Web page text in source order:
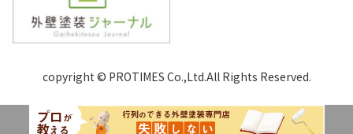
copyright © PROTIMES Co.,Ltd.All Rights Reserved.